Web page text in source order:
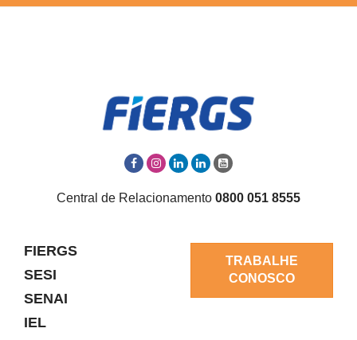
Central de Relacionamento 0800 051 8555
FIERGS
SESI
SENAI
IEL
TRABALHE
CONOSCO